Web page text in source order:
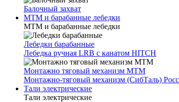
Балочный захват
МТМ и барабанные лебедки
МТМ и барабанные лебедки
Лебедки барабанные
Лебедка ручная LRB с канатом HITCH
Монтажно тяговый механизм МТМ
Монтажно-тяговый механизм (СибТаль)
Тали электрические
Тали электрические